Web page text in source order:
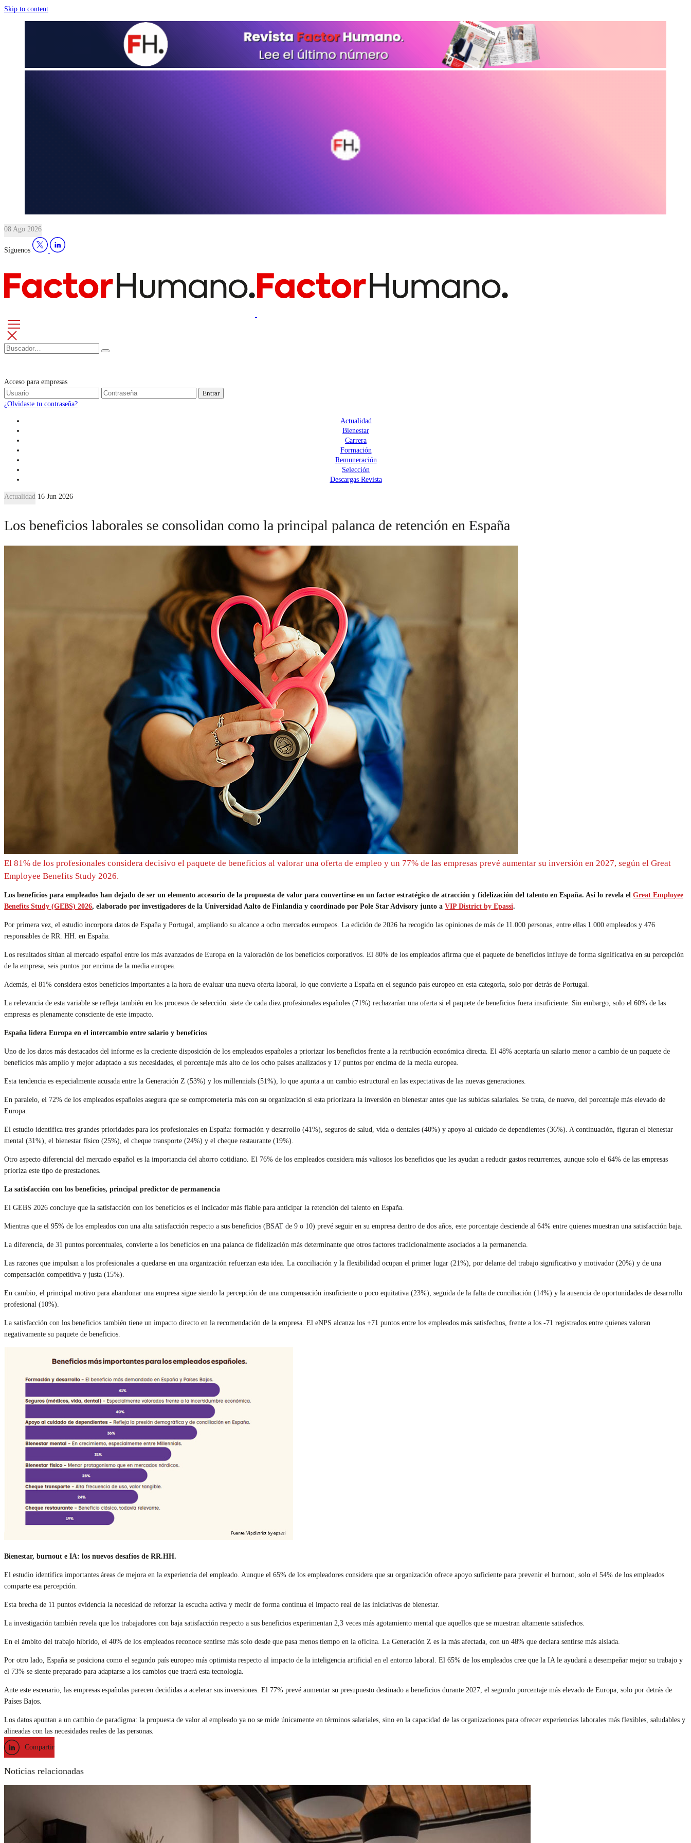
Skip to content
08 Ago 2026
Síguenos
Acceso para empresas
Entrar
¿Olvidaste tu contraseña?
Actualidad
Bienestar
Carrera
Formación
Remuneración
Selección
Descargas Revista
Actualidad 16 Jun 2026
Los beneficios laborales se consolidan como la principal palanca de retención en España
El 81% de los profesionales considera decisivo el paquete de beneficios al valorar una oferta de empleo y un 77% de las empresas prevé aumentar su inversión en 2027, según el Great
Employee Benefits Study 2026.
Los beneficios para empleados han dejado de ser un elemento accesorio de la propuesta de valor para convertirse en un factor estratégico de atracción y fidelización del talento en España. Así lo revela el Great Employee
Benefits Study (GEBS) 2026, elaborado por investigadores de la Universidad Aalto de Finlandia y coordinado por Pole Star Advisory junto a VIP District by Epassi.
Por primera vez, el estudio incorpora datos de España y Portugal, ampliando su alcance a ocho mercados europeos. La edición de 2026 ha recogido las opiniones de más de 11.000 personas, entre ellas 1.000 empleados y 476
responsables de RR. HH. en España.
Los resultados sitúan al mercado español entre los más avanzados de Europa en la valoración de los beneficios corporativos. El 80% de los empleados afirma que el paquete de beneficios influye de forma significativa en su percepción
de la empresa, seis puntos por encima de la media europea.
Además, el 81% considera estos beneficios importantes a la hora de evaluar una nueva oferta laboral, lo que convierte a España en el segundo país europeo en esta categoría, solo por detrás de Portugal.
La relevancia de esta variable se refleja también en los procesos de selección: siete de cada diez profesionales españoles (71%) rechazarían una oferta si el paquete de beneficios fuera insuficiente. Sin embargo, solo el 60% de las
empresas es plenamente consciente de este impacto.
España lidera Europa en el intercambio entre salario y beneficios
Uno de los datos más destacados del informe es la creciente disposición de los empleados españoles a priorizar los beneficios frente a la retribución económica directa. El 48% aceptaría un salario menor a cambio de un paquete de
beneficios más amplio y mejor adaptado a sus necesidades, el porcentaje más alto de los ocho países analizados y 17 puntos por encima de la media europea.
Esta tendencia es especialmente acusada entre la Generación Z (53%) y los millennials (51%), lo que apunta a un cambio estructural en las expectativas de las nuevas generaciones.
En paralelo, el 72% de los empleados españoles asegura que se comprometería más con su organización si esta priorizara la inversión en bienestar antes que las subidas salariales. Se trata, de nuevo, del porcentaje más elevado de
Europa.
El estudio identifica tres grandes prioridades para los profesionales en España: formación y desarrollo (41%), seguros de salud, vida o dentales (40%) y apoyo al cuidado de dependientes (36%). A continuación, figuran el bienestar
mental (31%), el bienestar físico (25%), el cheque transporte (24%) y el cheque restaurante (19%).
Otro aspecto diferencial del mercado español es la importancia del ahorro cotidiano. El 76% de los empleados considera más valiosos los beneficios que les ayudan a reducir gastos recurrentes, aunque solo el 64% de las empresas
prioriza este tipo de prestaciones.
La satisfacción con los beneficios, principal predictor de permanencia
El GEBS 2026 concluye que la satisfacción con los beneficios es el indicador más fiable para anticipar la retención del talento en España.
Mientras que el 95% de los empleados con una alta satisfacción respecto a sus beneficios (BSAT de 9 o 10) prevé seguir en su empresa dentro de dos años, este porcentaje desciende al 64% entre quienes muestran una satisfacción baja.
La diferencia, de 31 puntos porcentuales, convierte a los beneficios en una palanca de fidelización más determinante que otros factores tradicionalmente asociados a la permanencia.
Las razones que impulsan a los profesionales a quedarse en una organización refuerzan esta idea. La conciliación y la flexibilidad ocupan el primer lugar (21%), por delante del trabajo significativo y motivador (20%) y de una
compensación competitiva y justa (15%).
En cambio, el principal motivo para abandonar una empresa sigue siendo la percepción de una compensación insuficiente o poco equitativa (23%), seguida de la falta de conciliación (14%) y la ausencia de oportunidades de desarrollo
profesional (10%).
La satisfacción con los beneficios también tiene un impacto directo en la recomendación de la empresa. El eNPS alcanza los +71 puntos entre los empleados más satisfechos, frente a los -71 registrados entre quienes valoran
negativamente su paquete de beneficios.
Bienestar, burnout e IA: los nuevos desafíos de RR.HH.
El estudio identifica importantes áreas de mejora en la experiencia del empleado. Aunque el 65% de los empleadores considera que su organización ofrece apoyo suficiente para prevenir el burnout, solo el 54% de los empleados
comparte esa percepción.
Esta brecha de 11 puntos evidencia la necesidad de reforzar la escucha activa y medir de forma continua el impacto real de las iniciativas de bienestar.
La investigación también revela que los trabajadores con baja satisfacción respecto a sus beneficios experimentan 2,3 veces más agotamiento mental que aquellos que se muestran altamente satisfechos.
En el ámbito del trabajo híbrido, el 40% de los empleados reconoce sentirse más solo desde que pasa menos tiempo en la oficina. La Generación Z es la más afectada, con un 48% que declara sentirse más aislada.
Por otro lado, España se posiciona como el segundo país europeo más optimista respecto al impacto de la inteligencia artificial en el entorno laboral. El 65% de los empleados cree que la IA le ayudará a desempeñar mejor su trabajo y
el 73% se siente preparado para adaptarse a los cambios que traerá esta tecnología.
Ante este escenario, las empresas españolas parecen decididas a acelerar sus inversiones. El 77% prevé aumentar su presupuesto destinado a beneficios durante 2027, el segundo porcentaje más elevado de Europa, solo por detrás de
Países Bajos.
Los datos apuntan a un cambio de paradigma: la propuesta de valor al empleado ya no se mide únicamente en términos salariales, sino en la capacidad de las organizaciones para ofrecer experiencias laborales más flexibles, saludables y
alineadas con las necesidades reales de las personas.
Compartir
Noticias relacionadas